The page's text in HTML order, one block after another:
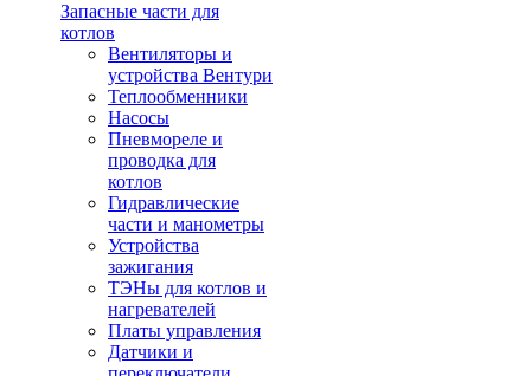
Запасные части для
котлов
Вентиляторы и
устройства Вентури
Теплообменники
Насосы
Пневмореле и
проводка для
котлов
Гидравлические
части и манометры
Устройства
зажигания
ТЭНы для котлов и
нагревателей
Платы управления
Датчики и